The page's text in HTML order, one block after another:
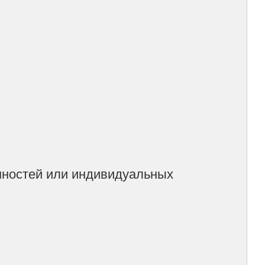
или индивидуальных